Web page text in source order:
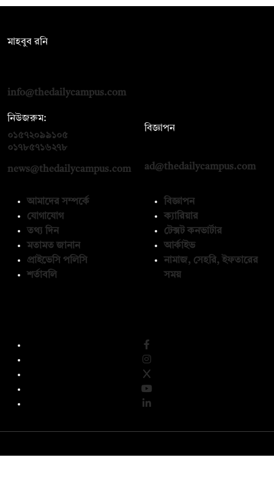
মাহবুব রনি
info@thedailycampus.com
নিউজরুম:
০১৫৭২০৯৯১০৫
০১৭৮৫৭১৬২৭৮
news@thedailycampus.com
বিজ্ঞাপন
ad@thedailycampus.com
আমাদের সম্পর্কে
যোগাযোগ
তথ্য দিন
মতামত জানান
প্রাইভেসি পলিসি
শর্তাবলি
বিজ্ঞাপন
ক্যারিয়ার
টেক্সট কনভার্টার
আর্কাইভ
নামাজ, সেহরি, ইফতারের
সময়